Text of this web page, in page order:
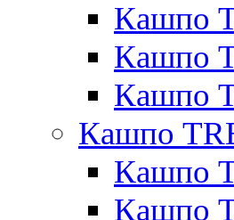
Кашпо
Кашпо
Кашпо
Кашпо
Кашпо
Кашпо